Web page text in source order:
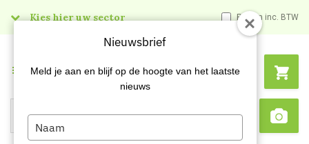
Kies hier uw sector Prijzen inc. BTW
Search
Menu
Nieuwsbrief
Meld je aan en blijf op de hoogte van het laatste
nieuws
Type
your